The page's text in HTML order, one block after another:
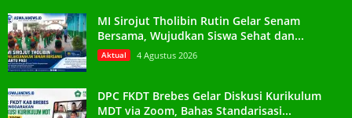
MI Sirojut Tholibin Rutin Gelar Senam
Bersama, Wujudkan Siswa Sehat dan...
Aktual 4 Agustus 2026
DPC FKDT Brebes Gelar Diskusi Kurikulum
MDT via Zoom, Bahas Standarisasi...